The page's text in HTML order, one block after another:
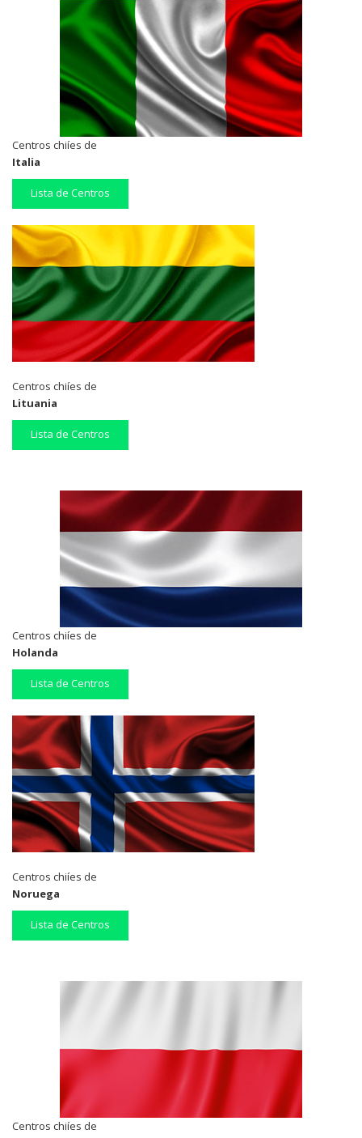
Centros chiíes de
Italia
Lista de Centros
Centros chiíes de
Lituania
Lista de Centros
Centros chiíes de
Holanda
Lista de Centros
Centros chiíes de
Noruega
Lista de Centros
Centros chiíes de